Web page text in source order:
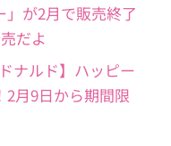
が2月で販売終了
だよ
ナルド】ハッピー
月9日から期間限